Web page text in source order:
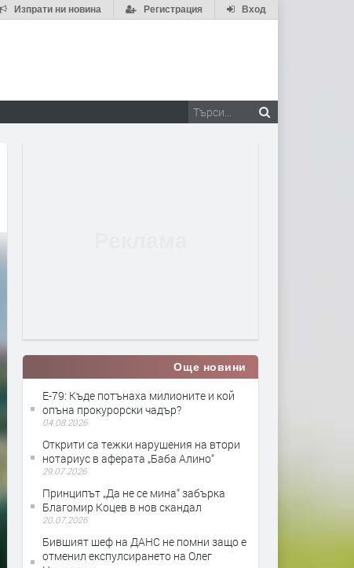
Вход
Регистрация
Изпрати ни новина
Още новини
Е-79: Къде потънаха милионите и кой
опъна прокурорски чадър?
04.08.2026
Открити са тежки нарушения на втори
нотариус в аферата „Баба Алино“
29.07.2026
Принципът „Да не се мина“ забърка
Благомир Коцев в нов скандал
20.07.2026
Бившият шеф на ДАНС не помни защо е
отменил експулсирането на Олег